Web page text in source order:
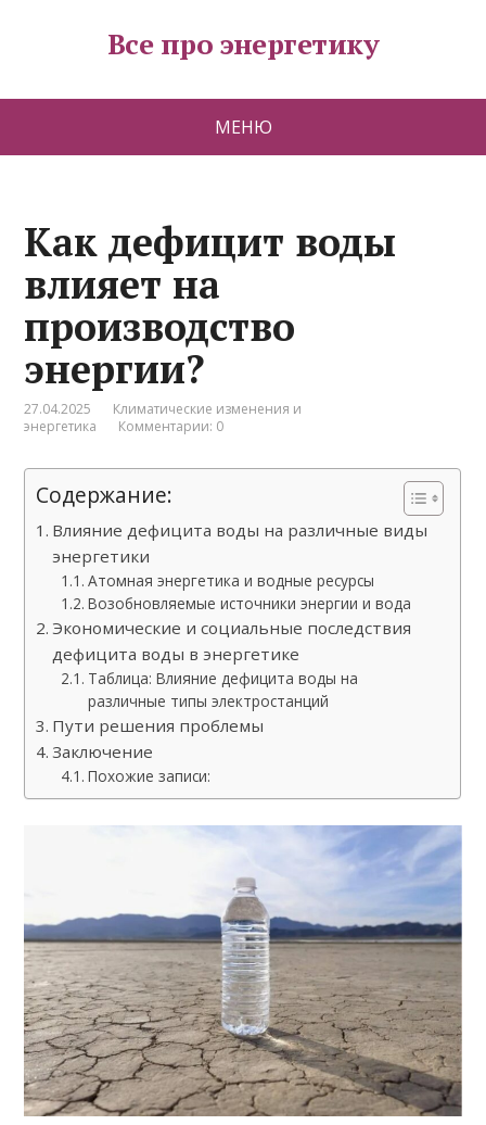
Все про энергетику
МЕНЮ
Как дефицит воды
влияет на
производство
энергии?
27.04.2025
Климатические изменения и
энергетика
Комментарии: 0
Содержание:
Влияние дефицита воды на различные виды
энергетики
Атомная энергетика и водные ресурсы
Возобновляемые источники энергии и вода
Экономические и социальные последствия
дефицита воды в энергетике
Таблица: Влияние дефицита воды на
различные типы электростанций
Пути решения проблемы
Заключение
Похожие записи: